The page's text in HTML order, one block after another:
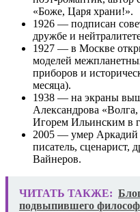
«Боже, Царя храни!».
1926 — подписан
дружбе и
1927 — в Москве
моделей
приборов и
месяца).
1938 — на экраны
Александрова
Игорем Ильинским в
2005 — умер Аркадий
писатель, сценарист,
Вайнеров.
ЧИТАТЬ ТАКЖЕ:
подвыпившего